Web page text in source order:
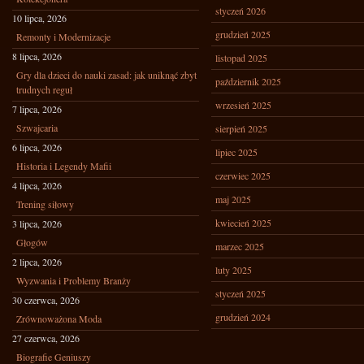
10 lipca, 2026
Remonty i Modernizacje
8 lipca, 2026
Gry dla dzieci do nauki zasad: jak uniknąć zbyt
trudnych reguł
7 lipca, 2026
Szwajcaria
6 lipca, 2026
Historia i Legendy Mafii
4 lipca, 2026
Trening siłowy
3 lipca, 2026
Głogów
2 lipca, 2026
Wyzwania i Problemy Branży
30 czerwca, 2026
Zrównoważona Moda
27 czerwca, 2026
Biografie Geniuszy
styczeń 2026
grudzień 2025
listopad 2025
październik 2025
wrzesień 2025
sierpień 2025
lipiec 2025
czerwiec 2025
maj 2025
kwiecień 2025
marzec 2025
luty 2025
styczeń 2025
grudzień 2024